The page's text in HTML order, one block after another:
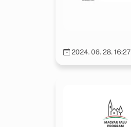
2024. 06. 28. 16:27